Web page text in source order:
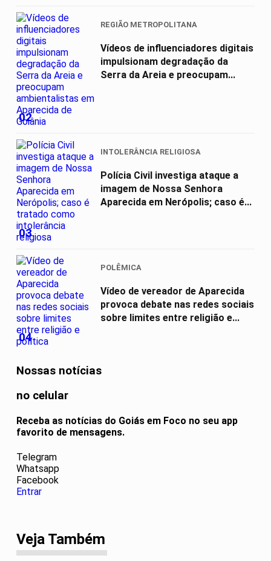
02
REGIÃO METROPOLITANA
Vídeos de influenciadores digitais
impulsionam degradação da
Serra da Areia e preocupam...
03
INTOLERÂNCIA RELIGIOSA
Polícia Civil investiga ataque a
imagem de Nossa Senhora
Aparecida em Nerópolis; caso é...
04
POLÊMICA
Vídeo de vereador de Aparecida
provoca debate nas redes sociais
sobre limites entre religião e...
Nossas notícias
no celular
Receba as notícias do Goiás em Foco no seu app
favorito de mensagens.
Telegram
Whatsapp
Facebook
Entrar
Veja Também